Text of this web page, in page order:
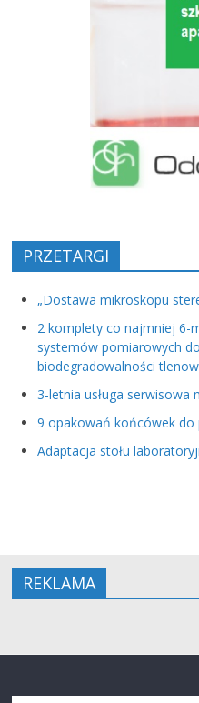
PRZETARGI
„Dostawa mikroskopu
2 komplety co najmniej 6-
systemów pomiarowych
biodegradowalności
3-letnia usługa
9 opakowań końcówek do
Adaptacja stołu
REKLAMA